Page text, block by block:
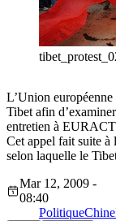
L’Union
Tibet afin
entretien à
Cet appel fait suite à
selon laquelle le
Mar 12, 2009 -
08:40
PolitiqueChine